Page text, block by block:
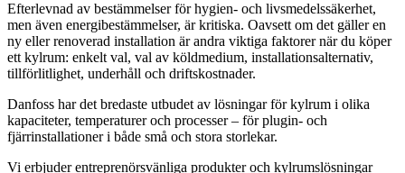
Efterlevnad av bestämmelser för hygien- och livsmedelssäkerhet,
men även energibestämmelser, är kritiska. Oavsett om det gäller en
ny eller renoverad installation är andra viktiga faktorer när du köper
ett kylrum: enkelt val, val av köldmedium, installationsalternativ,
tillförlitlighet, underhåll och driftskostnader.
Danfoss har det bredaste utbudet av lösningar för kylrum i olika
kapaciteter, temperaturer och processer – för plugin- och
fjärrinstallationer i både små och stora storlekar.
Vi erbjuder entreprenörsvänliga produkter och kylrumslösningar